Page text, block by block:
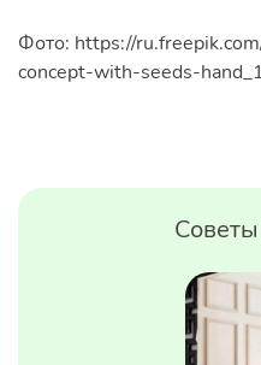
Фото: https://
concept-with-seeds-